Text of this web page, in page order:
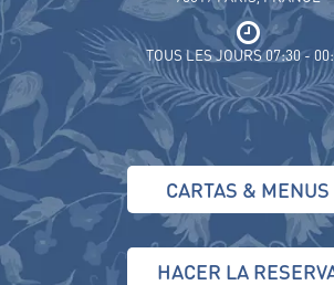
TOUS LES JOURS 07:30 -
CARTAS & MENUS
HACER LA